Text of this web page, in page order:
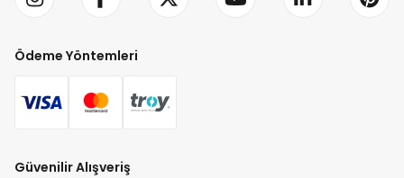
Ödeme Yöntemleri
Güvenilir Alışveriş